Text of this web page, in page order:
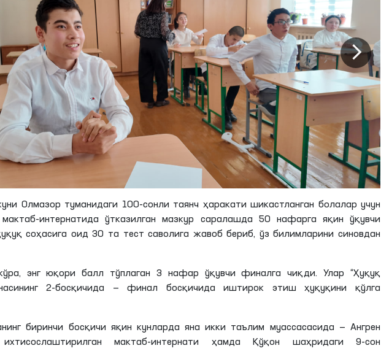
Олмазор туманидаги 100-сонли таянч ҳаракати шикастланган болалар учун
мактаб-интернатида ўтказилган мазкур саралашда 50 нафарга яқин ўқувчи
соҳасига оид 30 та тест саволига жавоб бериб, ўз билимларини синовдан
энг юқори балл тўплаган 3 нафар ўқувчи финалга чиқди. Улар “Ҳуқуқ
2-босқичида — финал босқичида иштирок этиш ҳуқуқини қўлга
биринчи босқичи яқин кунларда яна икки таълим муассасасида — Ангрен
мактаб-интернати ҳамда Қўқон шаҳридаги 9-сон